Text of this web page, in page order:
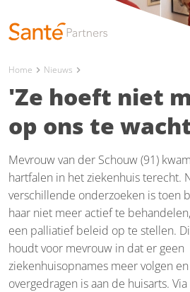
Home chevron_right Nieuws chevron_right
'Ze hoeft niet
op ons te
Mevrouw van der Schouw (91)
hartfalen in het ziekenhuis terecht.
verschillende onderzoeken is toen
haar niet meer actief te
een palliatief beleid op te stellen.
houdt voor mevrouw in dat er geen
ziekenhuisopnames meer volgen
overgedragen is aan de huisarts.